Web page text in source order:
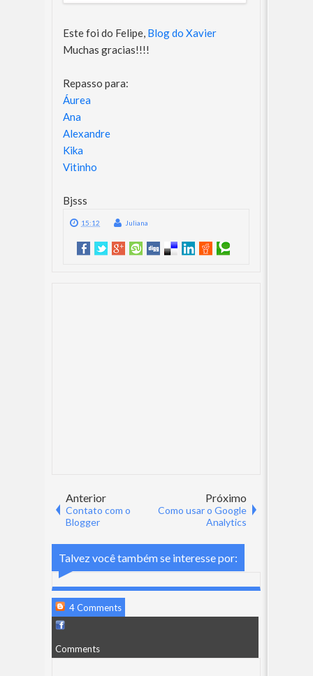
Este foi do Felipe, Blog do Xavier
Muchas gracias!!!!
Repasso para:
Áurea
Ana
Alexandre
Kika
Vitinho
Bjsss
15:12 Juliana
Anterior
Contato com o
Blogger
Próximo
Como usar o Google
Analytics
Talvez você também se interesse por:
4 Comments
Comments